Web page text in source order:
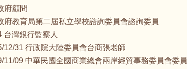
府顧問
府教育局第二屆私立學校諮詢委員會諮詢委員
台灣銀行監察人
12/31 行政院大陸委員會台商張老師
11/09 中華民國全國商業總會兩岸經貿事務委員會委員